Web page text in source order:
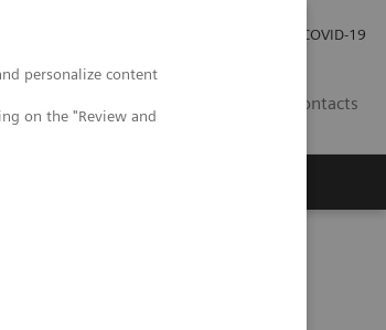
personalize content
on the "Review and
COVID-19
Contacts